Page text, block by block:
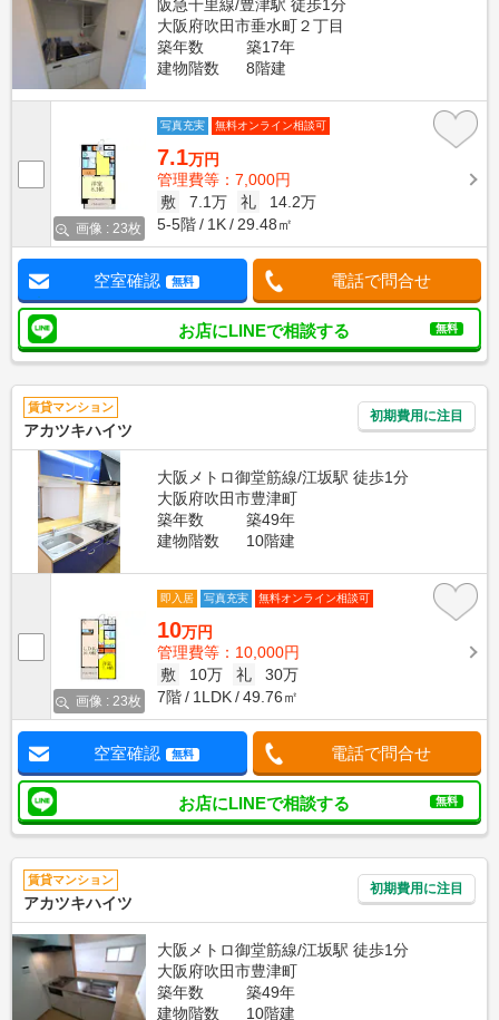
阪急千里線/豊津駅 徒歩1分
大阪府吹田市垂水町２丁目
築年数
築17年
建物階数
8階建
画像 : 23枚
写真充実 無料オンライン相談可
7.1万円
管理費等：7,000円
敷
7.1万 礼
14.2万
5-5階
1K 29.48㎡
空室確認 無料 電話で問合せ
お店にLINEで相談する 無料
賃貸マンション
アカツキハイツ
初期費用に注目
大阪メトロ御堂筋線/江坂駅 徒歩1分
大阪府吹田市豊津町
築年数
築49年
建物階数
10階建
画像 : 23枚
即入居 写真充実 無料オンライン相談可
10万円
管理費等：10,000円
敷
10万 礼
30万
7階
1LDK 49.76㎡
空室確認 無料 電話で問合せ
お店にLINEで相談する 無料
賃貸マンション
アカツキハイツ
初期費用に注目
大阪メトロ御堂筋線/江坂駅 徒歩1分
大阪府吹田市豊津町
築年数
築49年
建物階数
10階建